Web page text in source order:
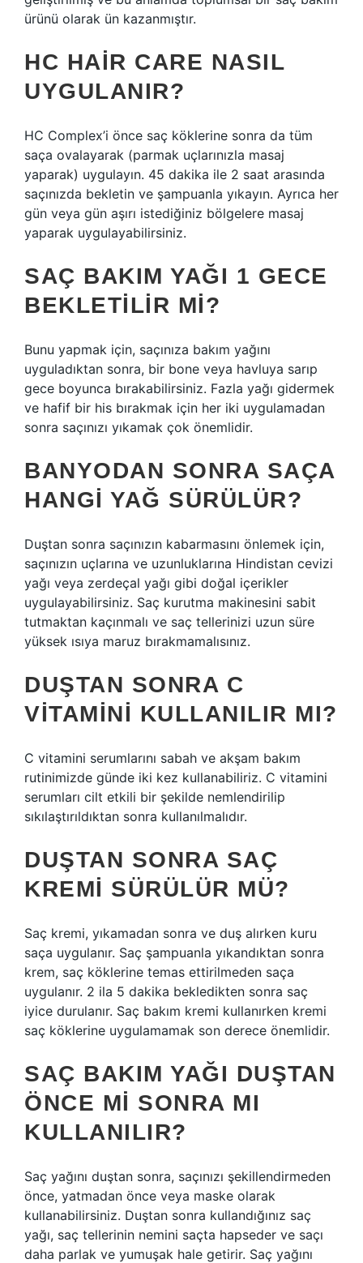
ürünü olarak ün kazanmıştır.
HC HAIR CARE NASIL
UYGULANIR?
HC Complex’i önce saç köklerine sonra da tüm
saça ovalayarak (parmak uçlarınızla masaj
yaparak) uygulayın. 45 dakika ile 2 saat arasında
saçınızda bekletin ve şampuanla yıkayın. Ayrıca her
gün veya gün aşırı istediğiniz bölgelere masaj
yaparak uygulayabilirsiniz.
SAÇ BAKIM YAĞI 1 GECE
BEKLETILIR MI?
Bunu yapmak için, saçınıza bakım yağını
uyguladıktan sonra, bir bone veya havluya sarıp
gece boyunca bırakabilirsiniz. Fazla yağı gidermek
ve hafif bir his bırakmak için her iki uygulamadan
sonra saçınızı yıkamak çok önemlidir.
BANYODAN SONRA SAÇA
HANGI YAĞ SÜRÜLÜR?
Duştan sonra saçınızın kabarmasını önlemek için,
saçınızın uçlarına ve uzunluklarına Hindistan cevizi
yağı veya zerdeçal yağı gibi doğal içerikler
uygulayabilirsiniz. Saç kurutma makinesini sabit
tutmaktan kaçınmalı ve saç tellerinizi uzun süre
yüksek ısıya maruz bırakmamalısınız.
DUŞTAN SONRA C
VITAMINI KULLANILIR MI?
C vitamini serumlarını sabah ve akşam bakım
rutinimizde günde iki kez kullanabiliriz. C vitamini
serumları cilt etkili bir şekilde nemlendirilip
sıkılaştırıldıktan sonra kullanılmalıdır.
DUŞTAN SONRA SAÇ
KREMI SÜRÜLÜR MÜ?
Saç kremi, yıkamadan sonra ve duş alırken kuru
saça uygulanır. Saç şampuanla yıkandıktan sonra
krem, saç köklerine temas ettirilmeden saça
uygulanır. 2 ila 5 dakika bekledikten sonra saç
iyice durulanır. Saç bakım kremi kullanırken kremi
saç köklerine uygulamamak son derece önemlidir.
SAÇ BAKIM YAĞI DUŞTAN
ÖNCE MI SONRA MI
KULLANILIR?
Saç yağını duştan sonra, saçınızı şekillendirmeden
önce, yatmadan önce veya maske olarak
kullanabilirsiniz. Duştan sonra kullandığınız saç
yağı, saç tellerinin nemini saçta hapseder ve saçı
daha parlak ve yumuşak hale getirir. Saç yağını